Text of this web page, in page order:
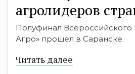
агролидеров
Полуфинал Всероссийского
Агро» прошел в Саранске.
Читать далее